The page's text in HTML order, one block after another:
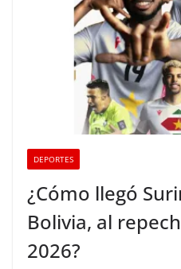
DEPORTES
¿Cómo llegó
Bolivia, al
2026?